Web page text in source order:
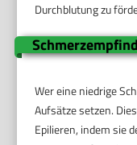
Durchblutung zu
Wer eine niedrige
Aufsätze setzen.
Epilieren, indem sie